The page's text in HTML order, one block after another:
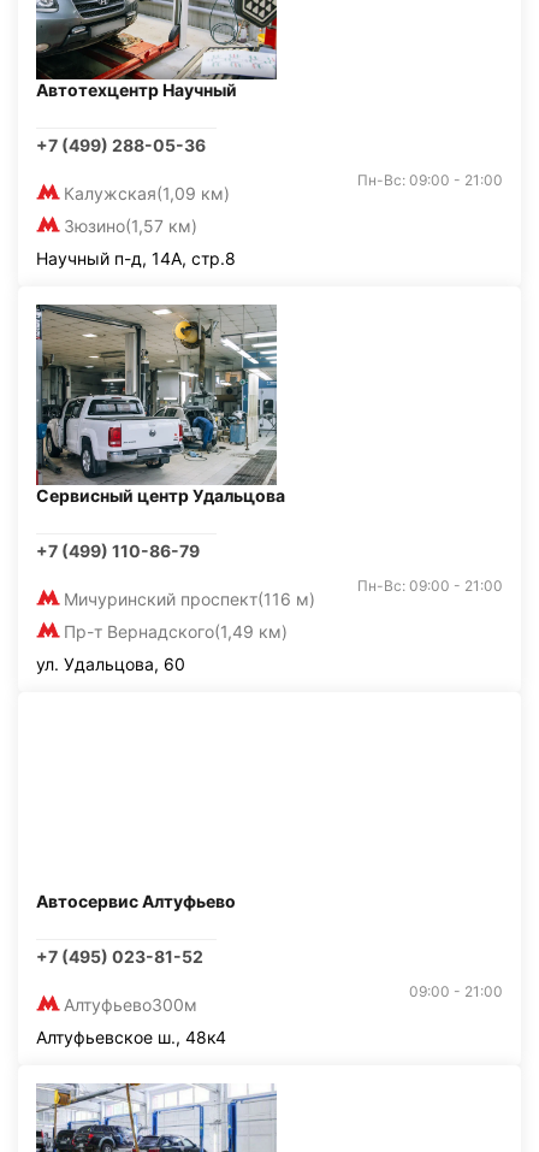
Автотехцентр Научный
+7 (499) 288-05-36
Калужская(1,09 км)
Зюзино(1,57 км)
Пн-Вс: 09:00 - 21:00
Научный п-д, 14А, стр.8
Сервисный центр Удальцова
+7 (499) 110-86-79
Мичуринский проспект(116 м)
Пр-т Вернадского(1,49 км)
Пн-Вс: 09:00 - 21:00
ул. Удальцова, 60
Автосервис Алтуфьево
+7 (495) 023-81-52
Алтуфьево300м
09:00 - 21:00
Алтуфьевское ш., 48к4